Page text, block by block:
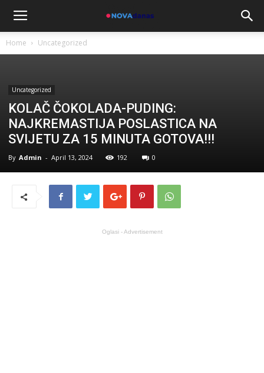
Home Uncategorized
Uncategorized
KOLAČ ČOKOLADA-PUDING:
NAJKREMASTIJA POSLASTICA NA
SVIJETU ZA 15 MINUTA GOTOVA!!!
By Admin - April 13, 2024 192 0
Oglasi - Advertisement